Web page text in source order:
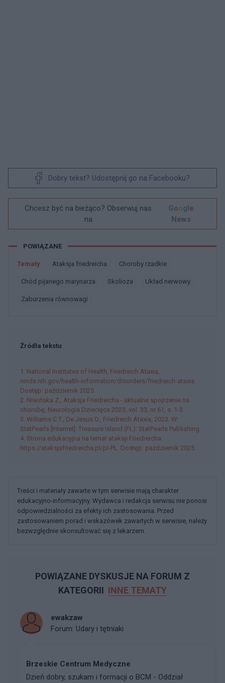
Dobry tekst? Udostępnij go na Facebooku?
Chcesz być na bieżąco? Obserwuj nas
na
Google
News
POWIĄZANE
Tematy Ataksja friedreicha Choroby rzadkie
Chód pijanego marynarza Skolioza Układ nerwowy
Zaburzenia równowagi
Źródła tekstu
1. National Institutes of Health, Friedreich Ataxia,
ninds.nih.gov/health-information/disorders/friedreich-ataxia.
Dostęp: październik 2025.
2. Niwińska Z., Ataksja Friedreicha - aktualne spojrzenie na
chorobę, Neurologia Dziecięca 2023, vol. 33, nr 61, s. 1-3.
3. Williams C.T., De Jesus O., Friedreich Ataxia, 2023. W:
StatPearls [Internet]. Treasure Island (FL): StatPearls Publishing.
4. Strona edukacyjna na temat ataksji Friedreicha:
https://ataksjafriedreicha.pl/pl-PL. Dostęp: październik 2025.
Treści i materiały zawarte w tym serwisie mają charakter
edukacyjno-informacyjny. Wydawca i redakcja serwisu nie ponosi
odpowiedzialności za efekty ich zastosowania. Przed
zastosowaniem porad i wskazówek zawartych w serwisie, należy
bezwzględnie skonsultować się z lekarzem.
POWIĄZANE DYSKUSJE NA FORUM Z
KATEGORII INNE TEMATY
ewakzaw
Forum: Udary i tętniaki
Brzeskie Centrum Medyczne
Dzień dobry, szukam i formacji o BCM - Oddział